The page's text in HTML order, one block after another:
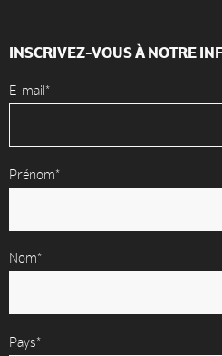
INSCRIVEZ-VOUS À NOTRE
E-mail*
Prénom*
Nom*
Pays*